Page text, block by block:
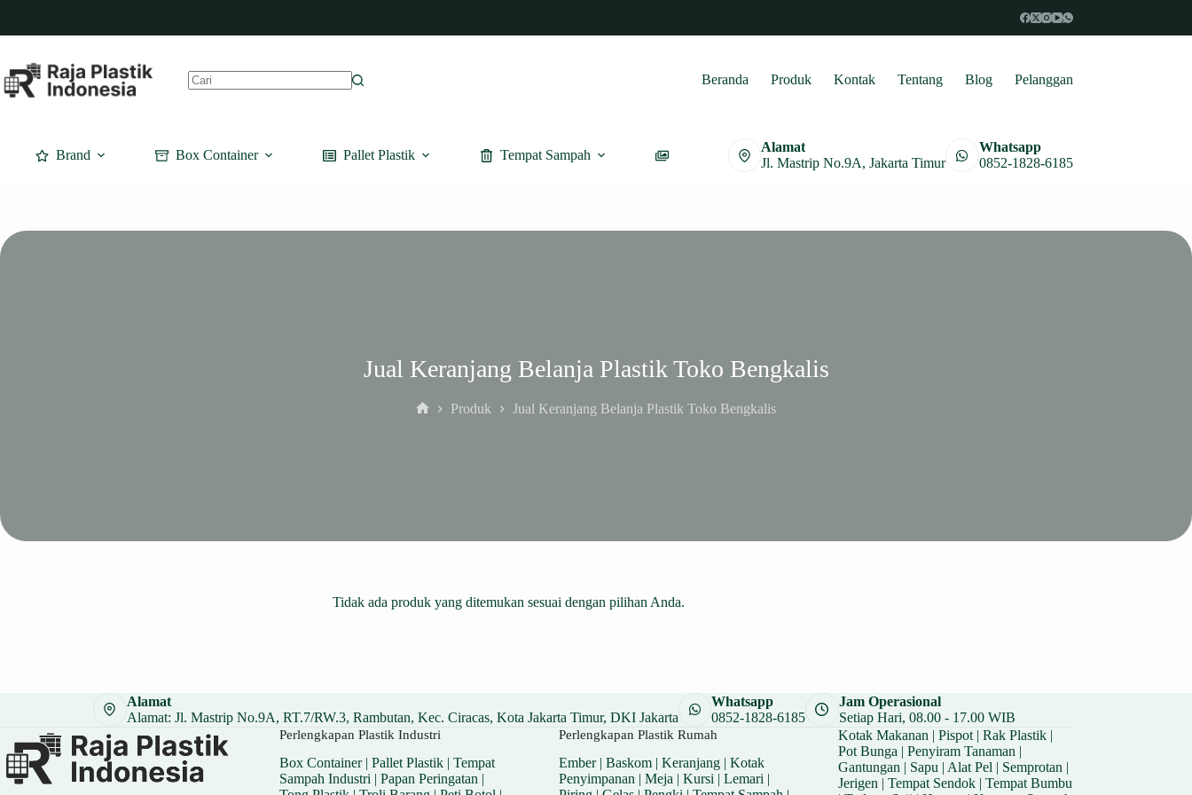
content
Beranda Produk Kontak Tentang Blog Pelanggan
Brand Box Container Pallet Plastik Tempat Sampah
Alamat
Jl. Mastrip No.9A, Jakarta Timur
Whatsapp
0852-1828-6185
Jual Keranjang Belanja Plastik Toko Bengkalis
Produk Jual Keranjang Belanja Plastik Toko Bengkalis
Tidak ada produk yang ditemukan sesuai dengan pilihan Anda.
Alamat
Alamat: Jl. Mastrip No.9A, RT.7/RW.3, Rambutan, Kec. Ciracas, Kota Jakarta Timur, DKI Jakarta
Whatsapp
0852-1828-6185
Jam Operasional
Setiap Hari, 08.00 - 17.00 WIB
Perlengkapan Plastik Industri
Box Container| Pallet Plastik| Tempat
Sampah Industri | Papan Peringatan |
Perlengkapan Plastik Rumah
Ember| Baskom| Keranjang| Kotak
Penyimpanan | Meja | Kursi | Lemari |
Kotak Makanan | Pispot| Rak Plastik|
Pot Bunga | Penyiram Tanaman |
Gantungan | Sapu | Alat Pel | Semprotan |
Jerigen | Tempat Sendok| Tempat Bumbu